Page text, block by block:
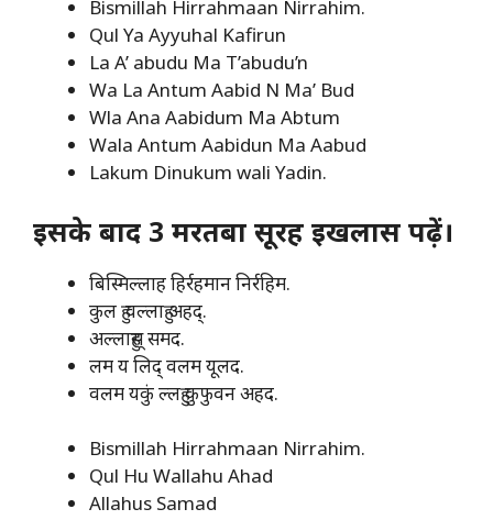
Bismillah Hirrahmaan Nirrahim.
Qul Ya Ayyuhal Kafirun
La A’ abudu Ma T’abudu’n
Wa La Antum Aabid N Ma’ Bud
Wla Ana Aabidum Ma Abtum
Wala Antum Aabidun Ma Aabud
Lakum Dinukum wali Yadin.
इसके बाद 3 मरतबा सूरह इखलास पढ़ें।
बिस्मिल्लाह हिर्रहमान निर्रहिम.
कुल हु वल्लाहु अहद्.
अल्लाहुस् समद.
लम य लिद् वलम यूलद.
वलम यकुं ल्लहु कुफुवन अहद.
Bismillah Hirrahmaan Nirrahim.
Qul Hu Wallahu Ahad
Allahus Samad